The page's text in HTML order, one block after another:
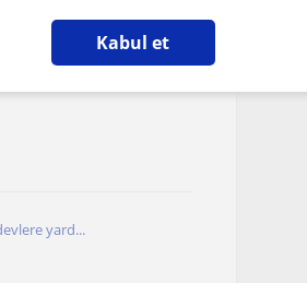
Kabul et
Tarsus
yard...